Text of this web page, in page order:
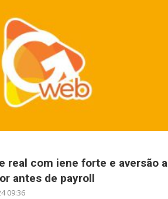
real com iene forte e aversão a
antes de payroll
09:36